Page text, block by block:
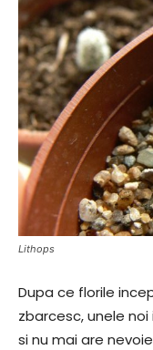
Lithops
Dupa ce florile
zbarcesc, unele
si nu mai are